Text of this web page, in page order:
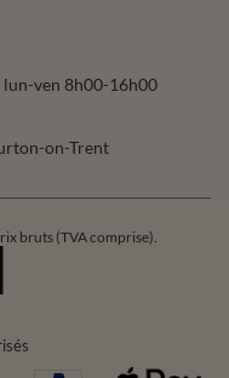
lun-ven 8h00-16h00
on-Trent
bruts (TVA comprise).